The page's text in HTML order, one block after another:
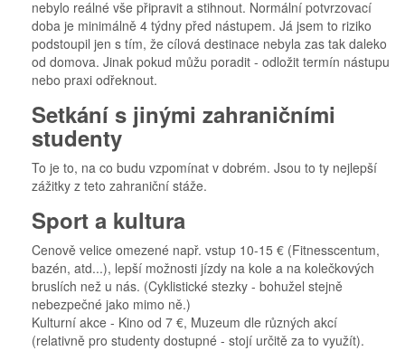
nebylo reálné vše připravit a stihnout. Normální potvrzovací
doba je minimálně 4 týdny před nástupem. Já jsem to riziko
podstoupil jen s tím, že cílová destinace nebyla zas tak daleko
od domova. Jinak pokud můžu poradit - odložit termín nástupu
nebo praxi odřeknout.
Setkání s jinými zahraničními
studenty
To je to, na co budu vzpomínat v dobrém. Jsou to ty nejlepší
zážitky z teto zahraniční stáže.
Sport a kultura
Cenově velice omezené např. vstup 10-15 € (Fitnesscentum,
bazén, atd...), lepší možnosti jízdy na kole a na kolečkových
bruslích než u nás. (Cyklistické stezky - bohužel stejně
nebezpečné jako mimo ně.)
Kulturní akce - Kino od 7 €, Muzeum dle různých akcí
(relativně pro studenty dostupné - stojí určitě za to využít).